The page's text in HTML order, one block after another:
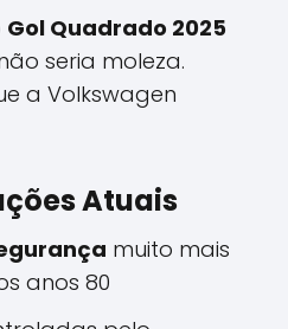
Gol Quadrado 2025
seria moleza.
a Volkswagen
Atuais
muito mais
anos 80